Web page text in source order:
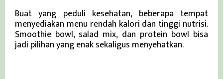
Buat yang peduli kesehatan, beberapa tempat
menyediakan menu rendah kalori dan tinggi nutrisi.
Smoothie bowl, salad mix, dan protein bowl bisa
jadi pilihan yang enak sekaligus menyehatkan.